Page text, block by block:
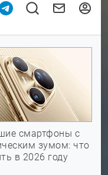
смартфоны с
зумом: что
в 2026 году